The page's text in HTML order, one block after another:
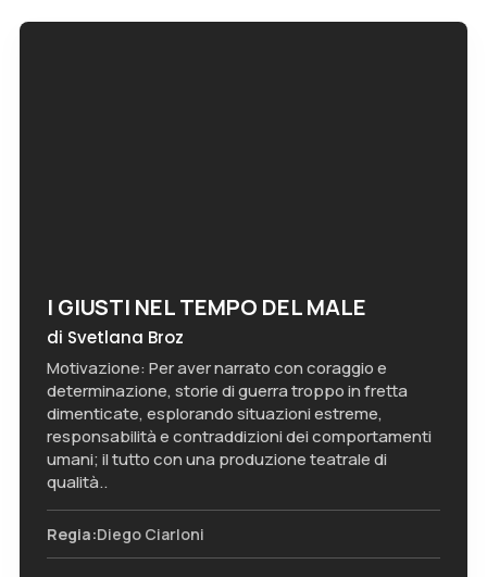
I GIUSTI NEL TEMPO DEL MALE
di Svetlana Broz
Motivazione: Per aver narrato con coraggio e
determinazione, storie di guerra troppo in fretta
dimenticate, esplorando situazioni estreme,
responsabilità e contraddizioni dei comportamenti
umani; il tutto con una produzione teatrale di
qualità..
Regia:Diego Ciarloni